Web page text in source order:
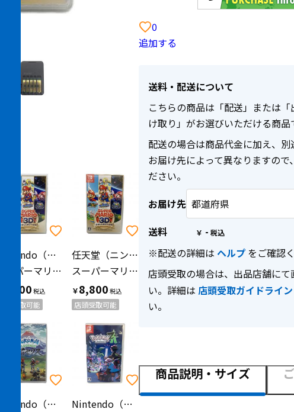
Nintendo（ニンテンドー）
スーパーマリオ 3Dコレクション/Switch/HACPAVP3A/A 全年齢対象 Nintendo Switch用ソフト CERO A (全年齢対象)
9,900
店頭受取可能
任天堂（ニンテンドウ）
スーパーマリオ 3Dコレクション/Switch/HACPAVP3A/A 全年齢対象 Nintendo Switch用ソフト CERO A (全年齢対象)
￥8,800
店頭受取可能
Nintendo（ニンテンドー）
Nintendo（ニンテンドー）
0
追加する
送料・配送について
こちらの商品は「配送」または
け取り」がお選びいただける商品
配送の場合は商品代金に加え、別
お届け先によって異なりますので
ださい。
お届け先
送料
￥ -
※配送の詳細は ヘルプ をご確認
店頭受取の場合は、出品店舗に
い。詳細は 店頭受取ガイドライン
い。
商品説明・サイズ